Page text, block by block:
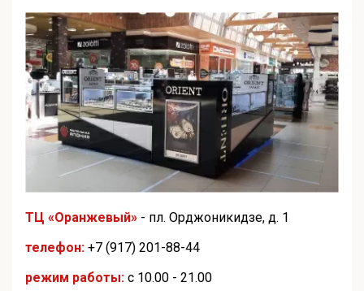
ТЦ «Оранжевый» - пл. Орджоникидзе, д. 1
телефон: +7 (917) 201-88-44
режим работы: с 10.00 - 21.00